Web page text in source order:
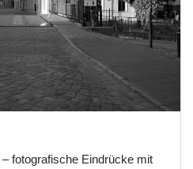
fotografische Eindrücke mit